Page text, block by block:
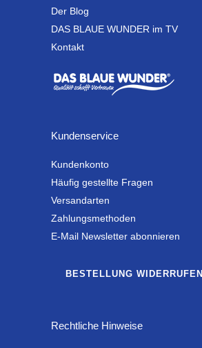
Der Blog
DAS BLAUE WUNDER im TV
Kontakt
Kundenservice
Kundenkonto
Häufig gestellte Fragen
Versandarten
Zahlungsmethoden
E-Mail Newsletter abonnieren
BESTELLUNG WIDERRUFEN
Rechtliche Hinweise